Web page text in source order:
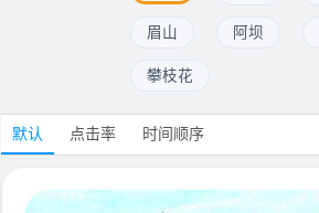
眉山 阿坝
攀枝花
默认 点击率 时间顺序